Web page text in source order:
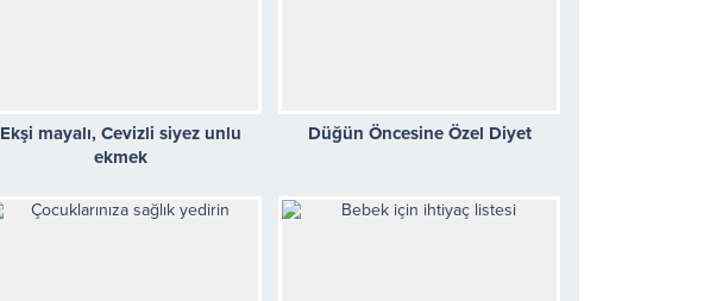
Ekşi mayalı, Cevizli siyez unlu
ekmek
Düğün Öncesine Özel Diyet